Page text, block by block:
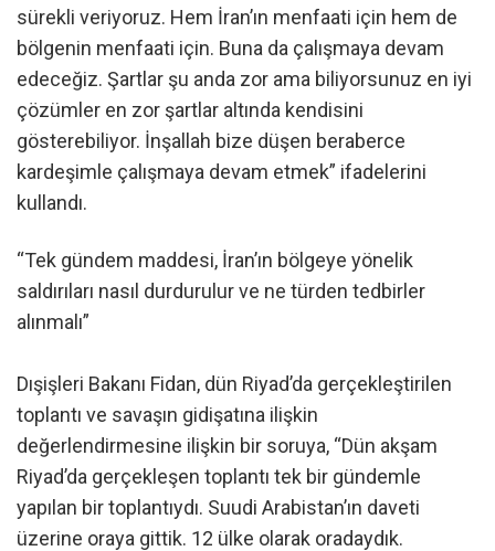
sürekli veriyoruz. Hem İran’ın menfaati için hem de
bölgenin menfaati için. Buna da çalışmaya devam
edeceğiz. Şartlar şu anda zor ama biliyorsunuz en iyi
çözümler en zor şartlar altında kendisini
gösterebiliyor. İnşallah bize düşen beraberce
kardeşimle çalışmaya devam etmek” ifadelerini
kullandı.
“Tek gündem maddesi, İran’ın bölgeye yönelik
saldırıları nasıl durdurulur ve ne türden tedbirler
alınmalı”
Dışişleri Bakanı Fidan, dün Riyad’da gerçekleştirilen
toplantı ve savaşın gidişatına ilişkin
değerlendirmesine ilişkin bir soruya, “Dün akşam
Riyad’da gerçekleşen toplantı tek bir gündemle
yapılan bir toplantıydı. Suudi Arabistan’ın daveti
üzerine oraya gittik. 12 ülke olarak oradaydık.